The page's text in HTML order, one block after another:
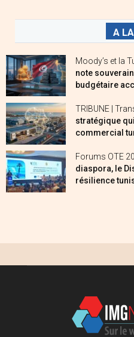
A
Moody’s et la
note
budgétaire
TRIBUNE |
stratégique
commercial
Forums OTE
diaspora, le
résilience